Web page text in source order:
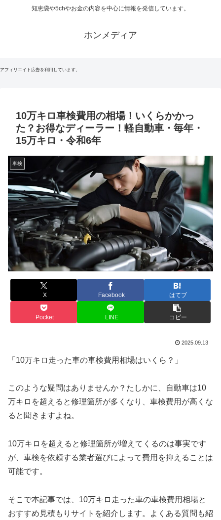
知恵袋や5chやお金の内容を中心に情報を発信しています。
ホンメディア
アフィリエイト広告を利用しています。
10万キロ車検費用の相場！いくらかかっ
た？お得なディーラー！軽自動車・毎年・
15万キロ・令和6年
車検
X Facebook はてブ
Pocket LINE コピー
2025.09.13
「10万キロ走った車の車検費用相場はいくら？」
このような疑問はありませんか？たしかに、自動車は10
万キロを超えると修理箇所が多くなり、車検費用が高くな
ると聞きますよね。
10万キロを超えると修理箇所が増えてくるのは事実です
が、車検を依頼する業者選びによって費用を抑えることは
可能です。
そこで本記事では、10万キロ走った車の車検費用相場と
おすすめ見積もりサイトを紹介します。よくある質問も紹